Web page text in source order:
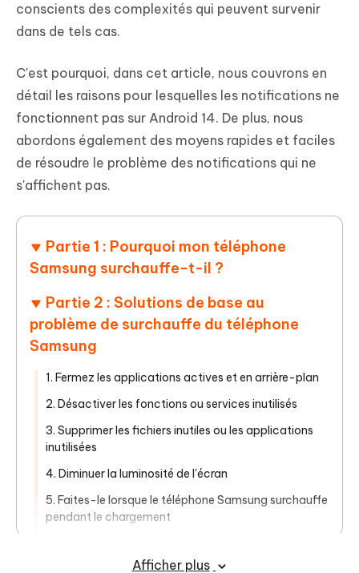
conscients des complexités qui peuvent survenir
dans de tels cas.
C'est pourquoi, dans cet article, nous couvrons en
détail les raisons pour lesquelles les notifications ne
fonctionnent pas sur Android 14. De plus, nous
abordons également des moyens rapides et faciles
de résoudre le problème des notifications qui ne
s'affichent pas.
Partie 1 : Pourquoi mon téléphone
Samsung surchauffe-t-il ?
Partie 2 : Solutions de base au
problème de surchauffe du téléphone
Samsung
1. Fermez les applications actives et en arrière-plan
2. Désactiver les fonctions ou services inutilisés
3. Supprimer les fichiers inutiles ou les applications
inutilisées
4. Diminuer la luminosité de l'écran
5. Faites-le lorsque le téléphone Samsung surchauffe
pendant le chargement
Afficher plus